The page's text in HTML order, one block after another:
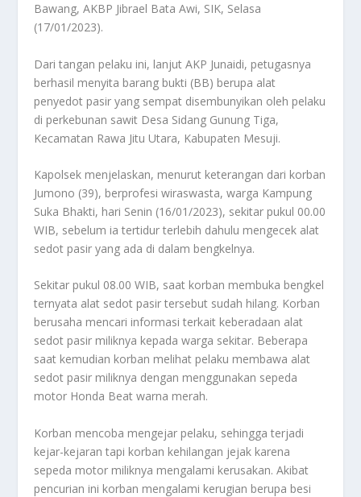
Bawang, AKBP Jibrael Bata Awi, SIK, Selasa
(17/01/2023).
Dari tangan pelaku ini, lanjut AKP Junaidi, petugasnya
berhasil menyita barang bukti (BB) berupa alat
penyedot pasir yang sempat disembunyikan oleh pelaku
di perkebunan sawit Desa Sidang Gunung Tiga,
Kecamatan Rawa Jitu Utara, Kabupaten Mesuji.
Kapolsek menjelaskan, menurut keterangan dari korban
Jumono (39), berprofesi wiraswasta, warga Kampung
Suka Bhakti, hari Senin (16/01/2023), sekitar pukul 00.00
WIB, sebelum ia tertidur terlebih dahulu mengecek alat
sedot pasir yang ada di dalam bengkelnya.
Sekitar pukul 08.00 WIB, saat korban membuka bengkel
ternyata alat sedot pasir tersebut sudah hilang. Korban
berusaha mencari informasi terkait keberadaan alat
sedot pasir miliknya kepada warga sekitar. Beberapa
saat kemudian korban melihat pelaku membawa alat
sedot pasir miliknya dengan menggunakan sepeda
motor Honda Beat warna merah.
Korban mencoba mengejar pelaku, sehingga terjadi
kejar-kejaran tapi korban kehilangan jejak karena
sepeda motor miliknya mengalami kerusakan. Akibat
pencurian ini korban mengalami kerugian berupa besi